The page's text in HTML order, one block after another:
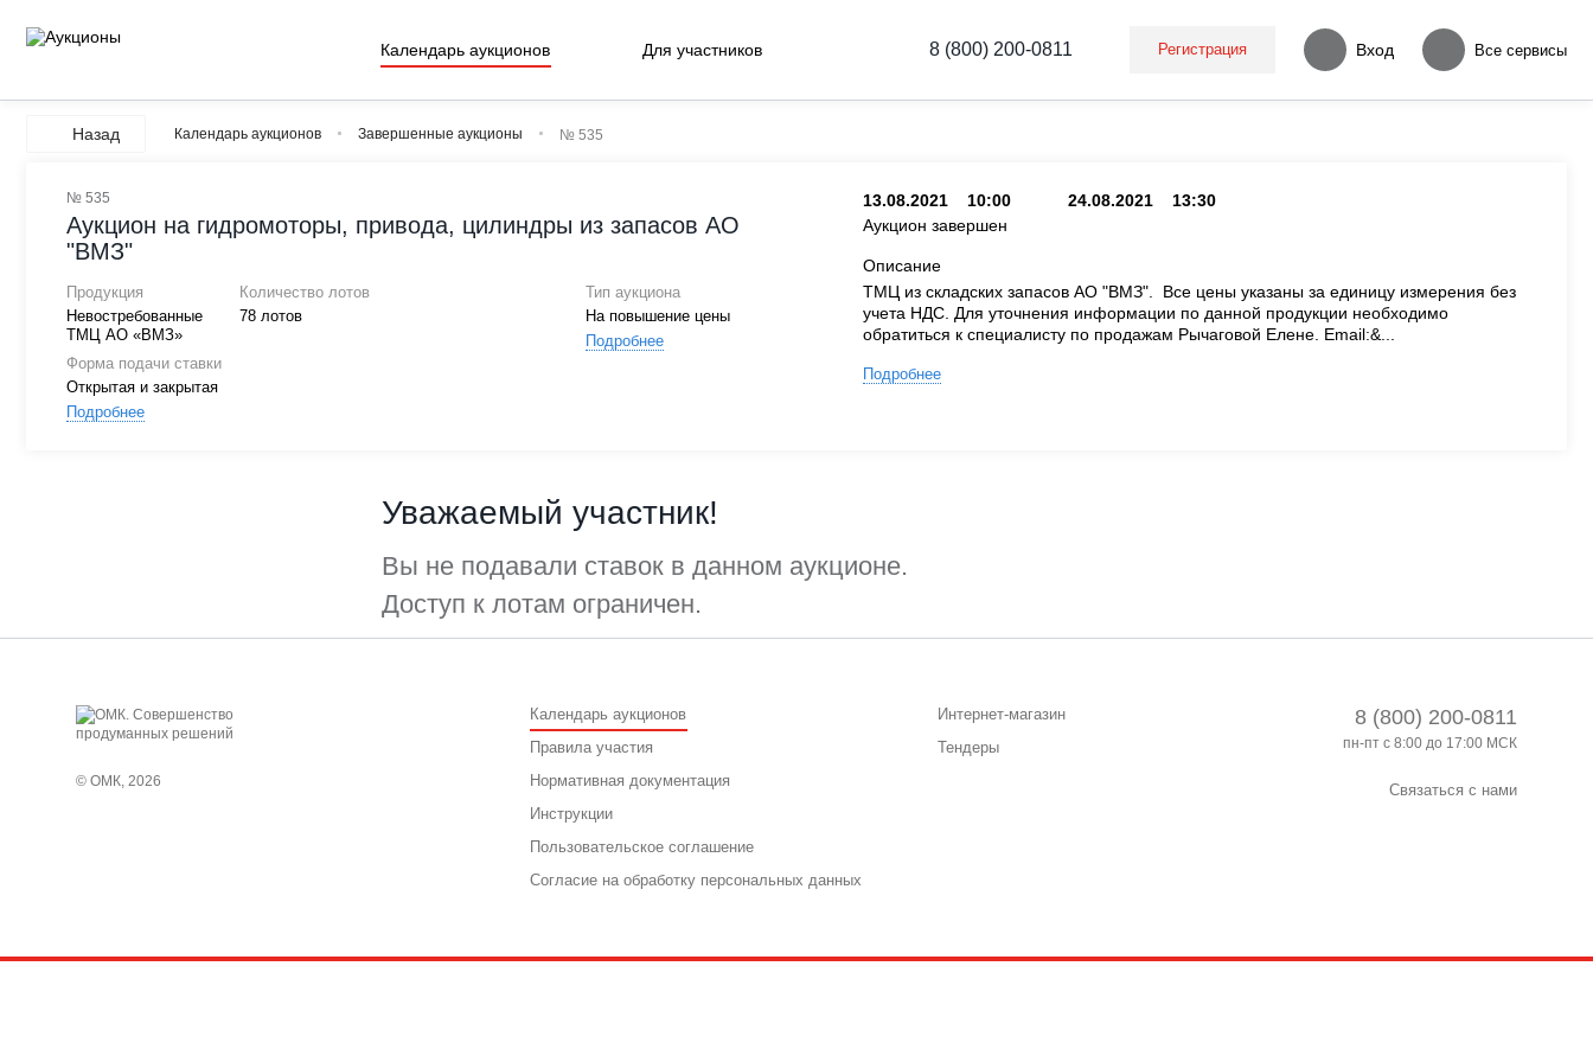
Календарь аукционов Для участников 8 (800) 200-0811 Регистрация Вход Все сервисы
Назад Календарь аукционов Завершенные аукционы № 535
№ 535
Аукцион на гидромоторы, привода, цилиндры из запасов АО
"ВМЗ"
Продукция
Невостребованные
ТМЦ АО «ВМЗ»
Количество лотов
78 лотов
Тип аукциона
На повышение цены
Подробнее
Форма подачи ставки
Открытая и закрытая
Подробнее
13.08.2021 10:00 24.08.2021
13:30
Аукцион завершен
Описание
ТМЦ из складских запасов АО "ВМЗ". Все цены указаны за единицу измерения без
учета НДС. Для уточнения информации по данной продукции необходимо
обратиться к специалисту по продажам Рычаговой Елене. Email:&...
Подробнее
Уважаемый участник!
Вы не подавали ставок в данном аукционе.
Доступ к лотам ограничен.
© ОМК, 2026
Календарь аукционов
Правила участия
Нормативная документация
Инструкции
Пользовательское соглашение
Согласие на обработку персональных данных
Интернет-магазин
Тендеры
8 (800) 200-0811
пн-пт с 8:00 до 17:00 МСК
Связаться с нами